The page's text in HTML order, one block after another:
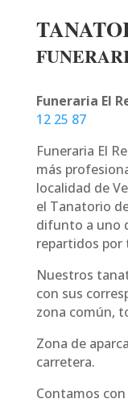
Funeraria El
12 25 87
Funeraria El
más
localidad de
el Tanatorio
difunto a uno
repartidos por
Nuestros
con sus
zona común,
Zona de
carretera.
Contamos